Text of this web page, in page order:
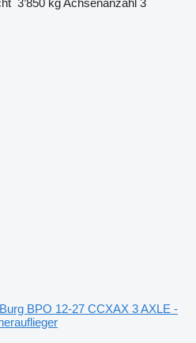
3’850 kgAchsenanzahl 3
Burg BPO 12-27 CCXAX 3 AXLE -